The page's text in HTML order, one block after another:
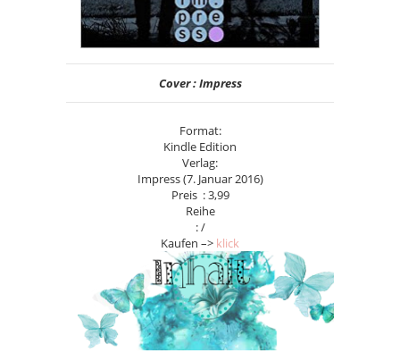
Cover : Impress
Format:
Kindle Edition
Verlag:
Impress (7. Januar 2016)
Preis : 3,99
Reihe
: /
Kaufen –> klick